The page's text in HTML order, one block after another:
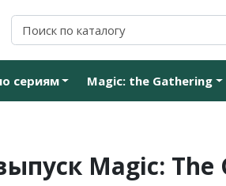
сериям Magic: the Gathering
Magic: